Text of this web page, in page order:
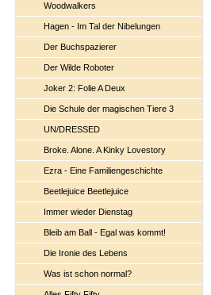
Woodwalkers
Hagen - Im Tal der Nibelungen
Der Buchspazierer
Der Wilde Roboter
Joker 2: Folie A Deux
Die Schule der magischen Tiere 3
UN/DRESSED
Broke. Alone. A Kinky Lovestory
Ezra - Eine Familiengeschichte
Beetlejuice Beetlejuice
Immer wieder Dienstag
Bleib am Ball - Egal was kommt!
Die Ironie des Lebens
Was ist schon normal?